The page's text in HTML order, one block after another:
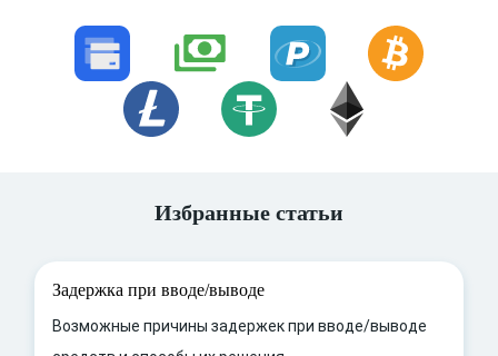
Избранные статьи
Задержка при вводе/выводе
Возможные причины задержек при вводе/выводе